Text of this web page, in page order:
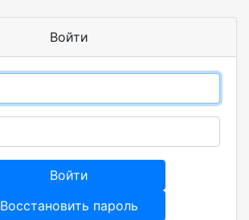
Войти
Войти
Восстановить пароль